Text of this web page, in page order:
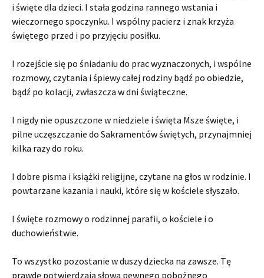
i święte dla dzieci. I stała godzina rannego wstania i
wieczornego spoczynku. I wspólny pacierz i znak krzyża
świętego przed i po przyjęciu posiłku.
I rozejście się po śniadaniu do prac wyznaczonych, i wspólne
rozmowy, czytania i śpiewy całej rodziny bądź po obiedzie,
bądź po kolacji, zwłaszcza w dni świąteczne.
I nigdy nie opuszczone w niedziele i święta Msze święte, i
pilne uczęszczanie do Sakramentów świętych, przynajmniej
kilka razy do roku.
I dobre pisma i książki religijne, czytane na głos w rodzinie. I
powtarzane kazania i nauki, które się w kościele słyszało.
I święte rozmowy o rodzinnej parafii, o kościele i o
duchowieństwie.
To wszystko pozostanie w duszy dziecka na zawsze. Tę
prawdę potwierdzają słowa pewnego pobożnego